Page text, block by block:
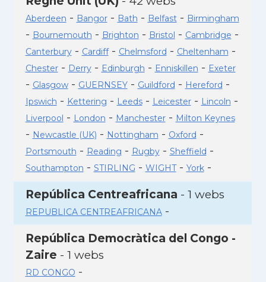
Aberdeen - Bangor- Bath - Belfast- Birmingham
- Bournemouth - Brighton - Bristol - Cambridge -
Canterbury- Cardiff- Chelmsford - Cheltenham -
Chester- Derry- Edinburgh - Enniskillen - Exeter
- Glasgow- GUERNSEY- Guildford - Hereford -
Ipswich - Kettering - Leeds- Leicester- Lincoln -
Liverpool - London - Manchester- Milton Keynes
- Newcastle (UK) - Nottingham - Oxford -
Portsmouth - Reading - Rugby- Sheffield -
Southampton - STIRLING - WIGHT- York-
República Centreafricana - 1 webs
REPUBLICA CENTREAFRICANA-
República Democràtica del Congo -
Zaire - 1 webs
RD CONGO -